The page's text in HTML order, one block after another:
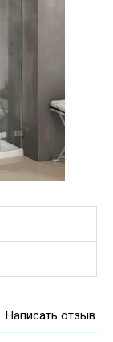
Написать отзыв